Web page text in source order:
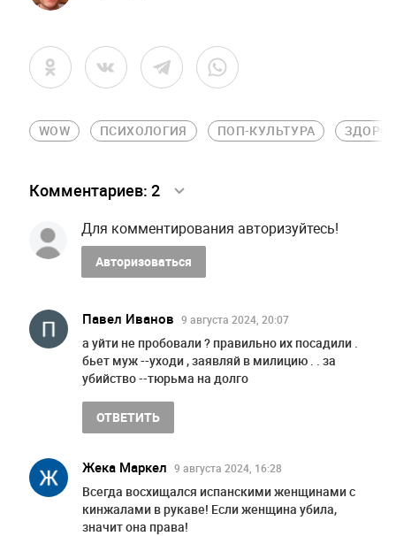
WOW ПСИХОЛОГИЯ ПОП-КУЛЬТУРА
Комментариев: 2
Для комментирования авторизуйтесь!
Авторизоваться
Павел Иванов 9 августа 2024, 20:07
а уйти не пробовали ? правильно их посадили .
бьет муж --уходи , заявляй в милицию . . за
убийство --тюрьма на долго
ОТВЕТИТЬ
Жека Маркел 9 августа 2024, 16:28
Всегда восхищался испанскими женщинами с
кинжалами в рукаве! Если женщина убила,
значит она права!